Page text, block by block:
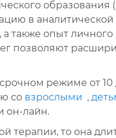
в
а также опыт
позволяют
режиме от
со взрослыми ,
он-лайн.
терапии, то она